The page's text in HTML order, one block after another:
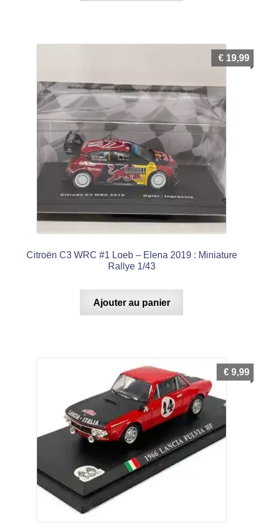
Citroën C3 WRC #1 Loeb – Elena 2019 : Miniature
Rallye 1/43
€ 19,99
Ajouter au panier
€ 9,99